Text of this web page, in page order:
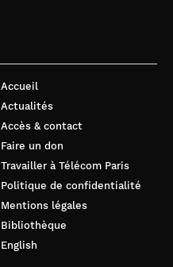
Accueil
Actualités
Accès & contact
Faire un don
Travailler à Télécom Paris
Politique de confidentialité
Mentions légales
Bibliothèque
English